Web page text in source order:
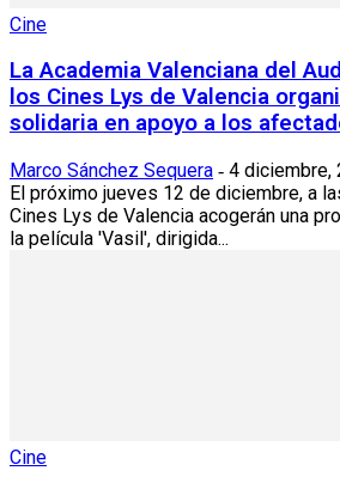
Cine
La Academia Valenciana del
los Cines Lys de Valencia
solidaria en apoyo a los
Marco Sánchez Sequera - 4 diciembre,
El próximo jueves 12 de diciembre, a
Cines Lys de Valencia acogerán una
la película 'Vasil', dirigida...
Cine